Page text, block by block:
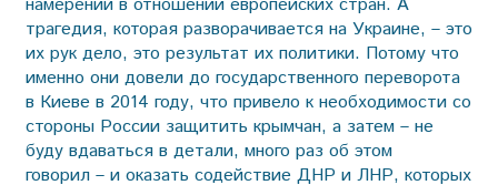
трагедия, которая разворачивается на Украине, – это
их рук дело, это результат их политики. Потому что
именно они довели до государственного переворота
в Киеве в 2014 году, что привело к необходимости со
стороны России защитить крымчан, а затем – не
буду вдаваться в детали, много раз об этом
говорил – и оказать содействие ДНР и ЛНР, которых